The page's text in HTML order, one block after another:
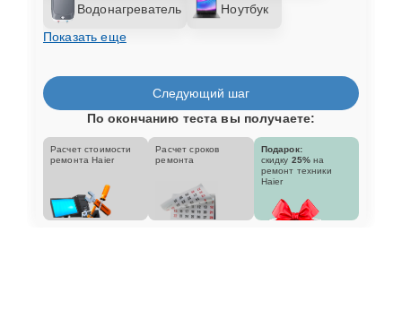
Водонагреватель
Ноутбук
Показать еще
Следующий шаг
По окончанию теста вы получаете:
Расчет стоимости
ремонта Haier
Расчет сроков
ремонта
Подарок:
скидку 25% на
ремонт техники
Haier